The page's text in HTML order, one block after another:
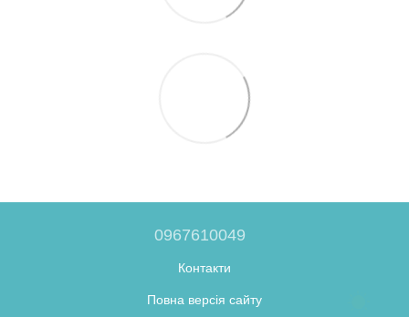
0967610049
Контакти
Повна версія сайту